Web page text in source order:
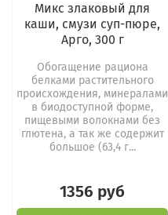
Микс злаковый для
каши, смузи суп-пюре,
Арго, 300 г
Обогащение рациона
белками растительного
происхождения, минералами
в биодоступной форме,
пищевыми волокнами без
глютена, а так же содержит
большое (63,4 г...
1356 руб